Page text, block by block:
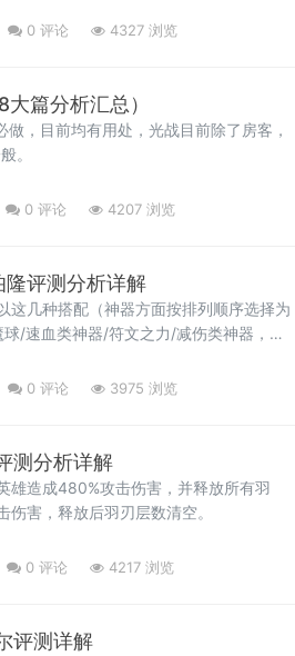
0 评论 4327 浏览
篇分析汇总）
，目前均有用处，光战目前除了房客，
。
0 评论 4207 浏览
隆评测分析详解
这几种搭配（神器方面按排列顺序选择为
/速血类神器/符文之力/减伤类神器，赋
0 评论 3975 浏览
测分析详解
雄造成480%攻击伤害，并释放所有羽
害，释放后羽刃层数清空。
0 评论 4217 浏览
评测详解